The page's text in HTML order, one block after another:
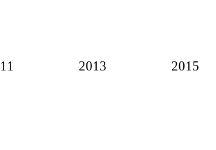
2013 2015